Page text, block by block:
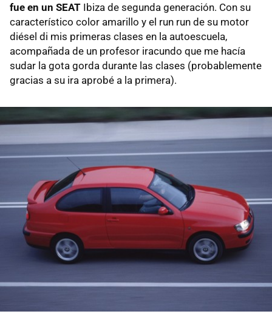
fue en un SEAT Ibiza de segunda generación. Con su
característico color amarillo y el run run de su motor
diésel di mis primeras clases en la autoescuela,
acompañada de un profesor iracundo que me hacía
sudar la gota gorda durante las clases (probablemente
gracias a su ira aprobé a la primera).